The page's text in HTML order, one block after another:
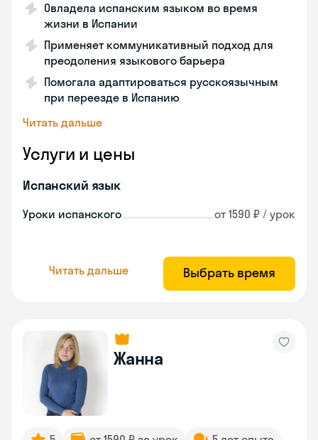
Овладела испанским языком во время
жизни в Испании
Применяет коммуникативный подход для
преодоления языкового барьера
Помогала адаптироваться русскоязычным
при переезде в Испанию
Читать дальше
Услуги и цены
Испанский язык
Уроки испанского от 1590 ₽ / урок
Читать дальше Выбрать время
Жанна